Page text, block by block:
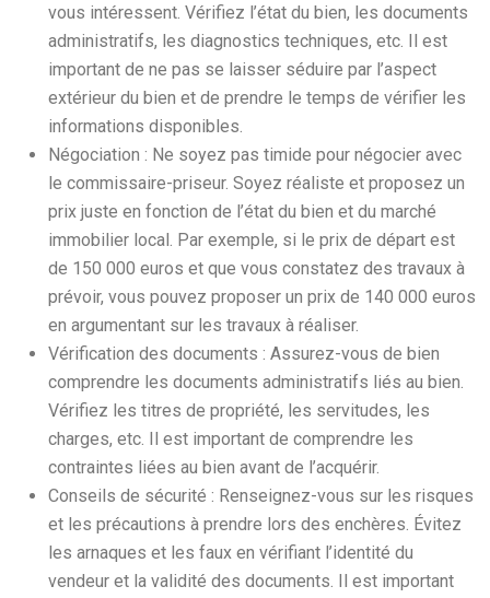
vous intéressent. Vérifiez l’état du bien, les documents
administratifs, les diagnostics techniques, etc. Il est
important de ne pas se laisser séduire par l’aspect
extérieur du bien et de prendre le temps de vérifier les
informations disponibles.
Négociation : Ne soyez pas timide pour négocier avec
le commissaire-priseur. Soyez réaliste et proposez un
prix juste en fonction de l’état du bien et du marché
immobilier local. Par exemple, si le prix de départ est
de 150 000 euros et que vous constatez des travaux à
prévoir, vous pouvez proposer un prix de 140 000 euros
en argumentant sur les travaux à réaliser.
Vérification des documents : Assurez-vous de bien
comprendre les documents administratifs liés au bien.
Vérifiez les titres de propriété, les servitudes, les
charges, etc. Il est important de comprendre les
contraintes liées au bien avant de l’acquérir.
Conseils de sécurité : Renseignez-vous sur les risques
et les précautions à prendre lors des enchères. Évitez
les arnaques et les faux en vérifiant l’identité du
vendeur et la validité des documents. Il est important